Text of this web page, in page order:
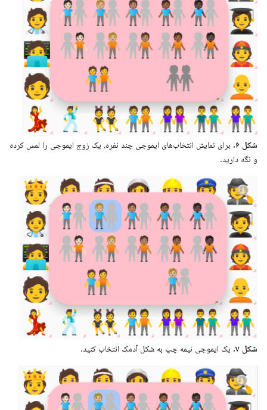
شکل ۶.
برای نمایش انتخاب‌های ایموجی چند نفره، یک زوج ایموجی را لمس کرده
و نگه دارید.
شکل ۷. یک ایموجی نیمه چپ به شکل آدمک انتخاب کنید.